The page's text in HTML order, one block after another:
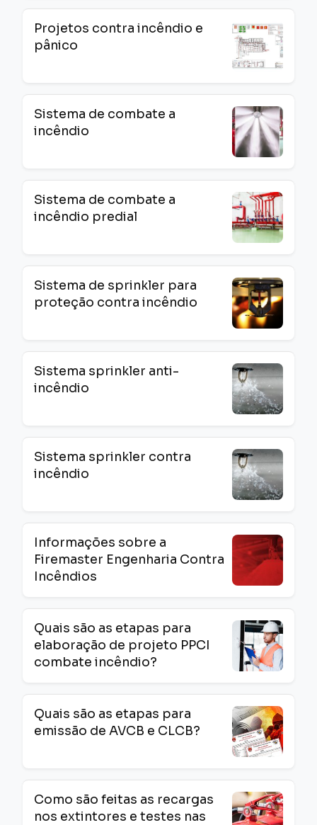
Projetos contra incêndio e
pânico
Sistema de combate a
incêndio
Sistema de combate a
incêndio predial
Sistema de sprinkler para
proteção contra incêndio
Sistema sprinkler anti-
incêndio
Sistema sprinkler contra
incêndio
Informações sobre a
Firemaster Engenharia Contra
Incêndios
Quais são as etapas para
elaboração de projeto PPCI
combate incêndio?
Quais são as etapas para
emissão de AVCB e CLCB?
Como são feitas as recargas
nos extintores e testes nas